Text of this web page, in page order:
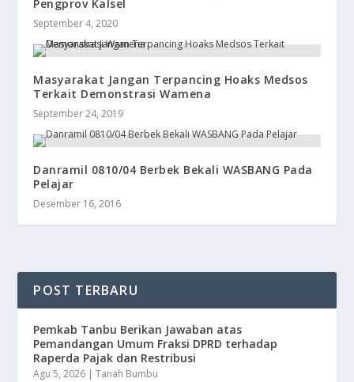
Pengprov Kalsel
September 4, 2020
Masyarakat Jangan Terpancing Hoaks Medsos
Terkait Demonstrasi Wamena
September 24, 2019
​Danramil 0810/04 Berbek Bekali WASBANG Pada
Pelajar
Desember 16, 2016
POST TERBARU
Pemkab Tanbu Berikan Jawaban atas
Pemandangan Umum Fraksi DPRD terhadap
Raperda Pajak dan Restribusi
Agu 5, 2026 |Tanah Bumbu